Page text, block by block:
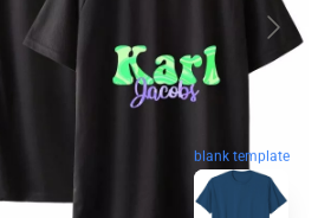
blank template